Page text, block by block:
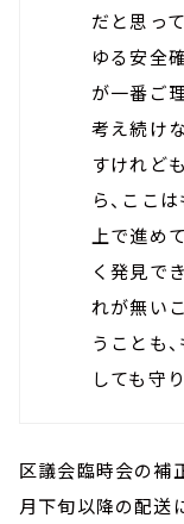
だと思っ
ゆる安全
が一番ご
考え続け
すけれど
ら、ここ
上で進め
く発見で
れが無い
うことも
しても守
区議会臨時会の補
月下旬以降の配送